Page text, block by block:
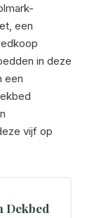
een
in deze
een
vijf op
Dekbed